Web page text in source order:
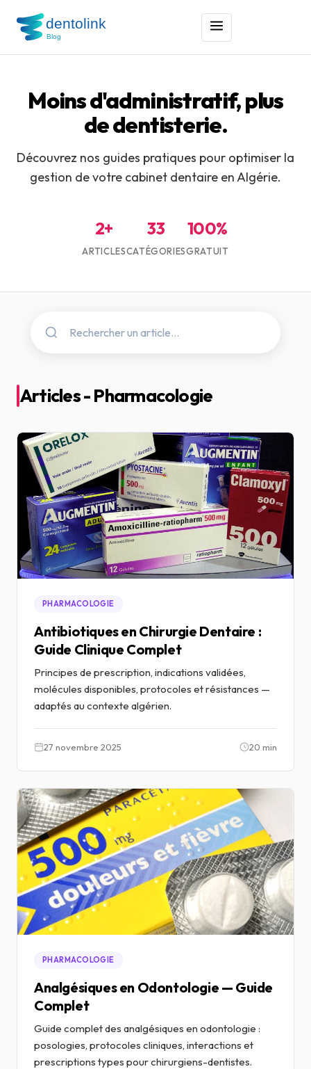
Moins d'administratif, plus
de dentisterie.
Découvrez nos guides pratiques pour optimiser la
gestion de votre cabinet dentaire en Algérie.
2+
ARTICLES
33
CATÉGORIES
100%
GRATUIT
Articles - Pharmacologie
PHARMACOLOGIE
Antibiotiques en Chirurgie Dentaire :
Guide Clinique Complet
Principes de prescription, indications validées,
molécules disponibles, protocoles et résistances —
adaptés au contexte algérien.
27 novembre 2025 20 min
PHARMACOLOGIE
Analgésiques en Odontologie — Guide
Complet
Guide complet des analgésiques en odontologie :
posologies, protocoles cliniques, interactions et
prescriptions types pour chirurgiens-dentistes.